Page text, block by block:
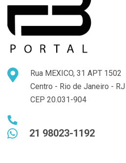
Rua MEXICO, 31 APT 1502
Centro - Rio de Janeiro - RJ
CEP 20.031-904
21 98023-1192